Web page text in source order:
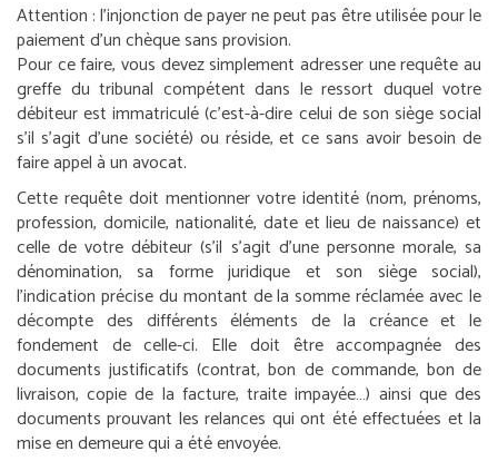
Attention :l’injonction de payer ne peut pas être utilisée pour le
paiement d’un chèque sans provision.
Pour ce faire, vous devez simplement adresser une requête au
greffe du tribunal compétent dans le ressort duquel votre
débiteur est immatriculé (c’est-à-dire celui de son siège social
s’il s’agit d’une société) ou réside, et ce sans avoir besoin de
faire appel à un avocat.
Cette requête doit mentionner votre identité (nom, prénoms,
profession, domicile, nationalité, date et lieu de naissance) et
celle de votre débiteur (s’il s’agit d’une personne morale, sa
dénomination, sa forme juridique et son siège social),
l’indication précise du montant de la somme réclamée avec le
décompte des différents éléments de la créance et le
fondement de celle-ci. Elle doit être accompagnée des
documents justificatifs (contrat, bon de commande, bon de
livraison, copie de la facture, traite impayée…) ainsi que des
documents prouvant les relances qui ont été effectuées et la
mise en demeure qui a été envoyée.